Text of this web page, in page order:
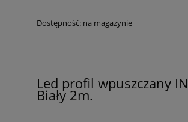
Dostępność: na magazynie
Led profil wpuszczany
Biały 2m.